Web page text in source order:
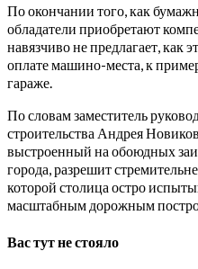
По окончании того, как
обладатели приобретают
навязчиво не предлагает, как
оплате машино-места, к
гараже.
По словам заместитель
строительства Андрея
выстроенный на обоюдных
города, разрешит
которой столица остро
масштабным дорожным
Вас тут не стояло